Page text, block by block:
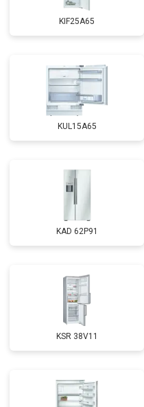
KIF25A65
KUL15A65
KAD 62P91
KSR 38V11